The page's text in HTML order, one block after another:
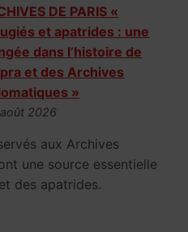
DE PARIS «
et apatrides : une
dans l’histoire de
et des Archives
»
2026
aux Archives
une source essentielle
des apatrides.